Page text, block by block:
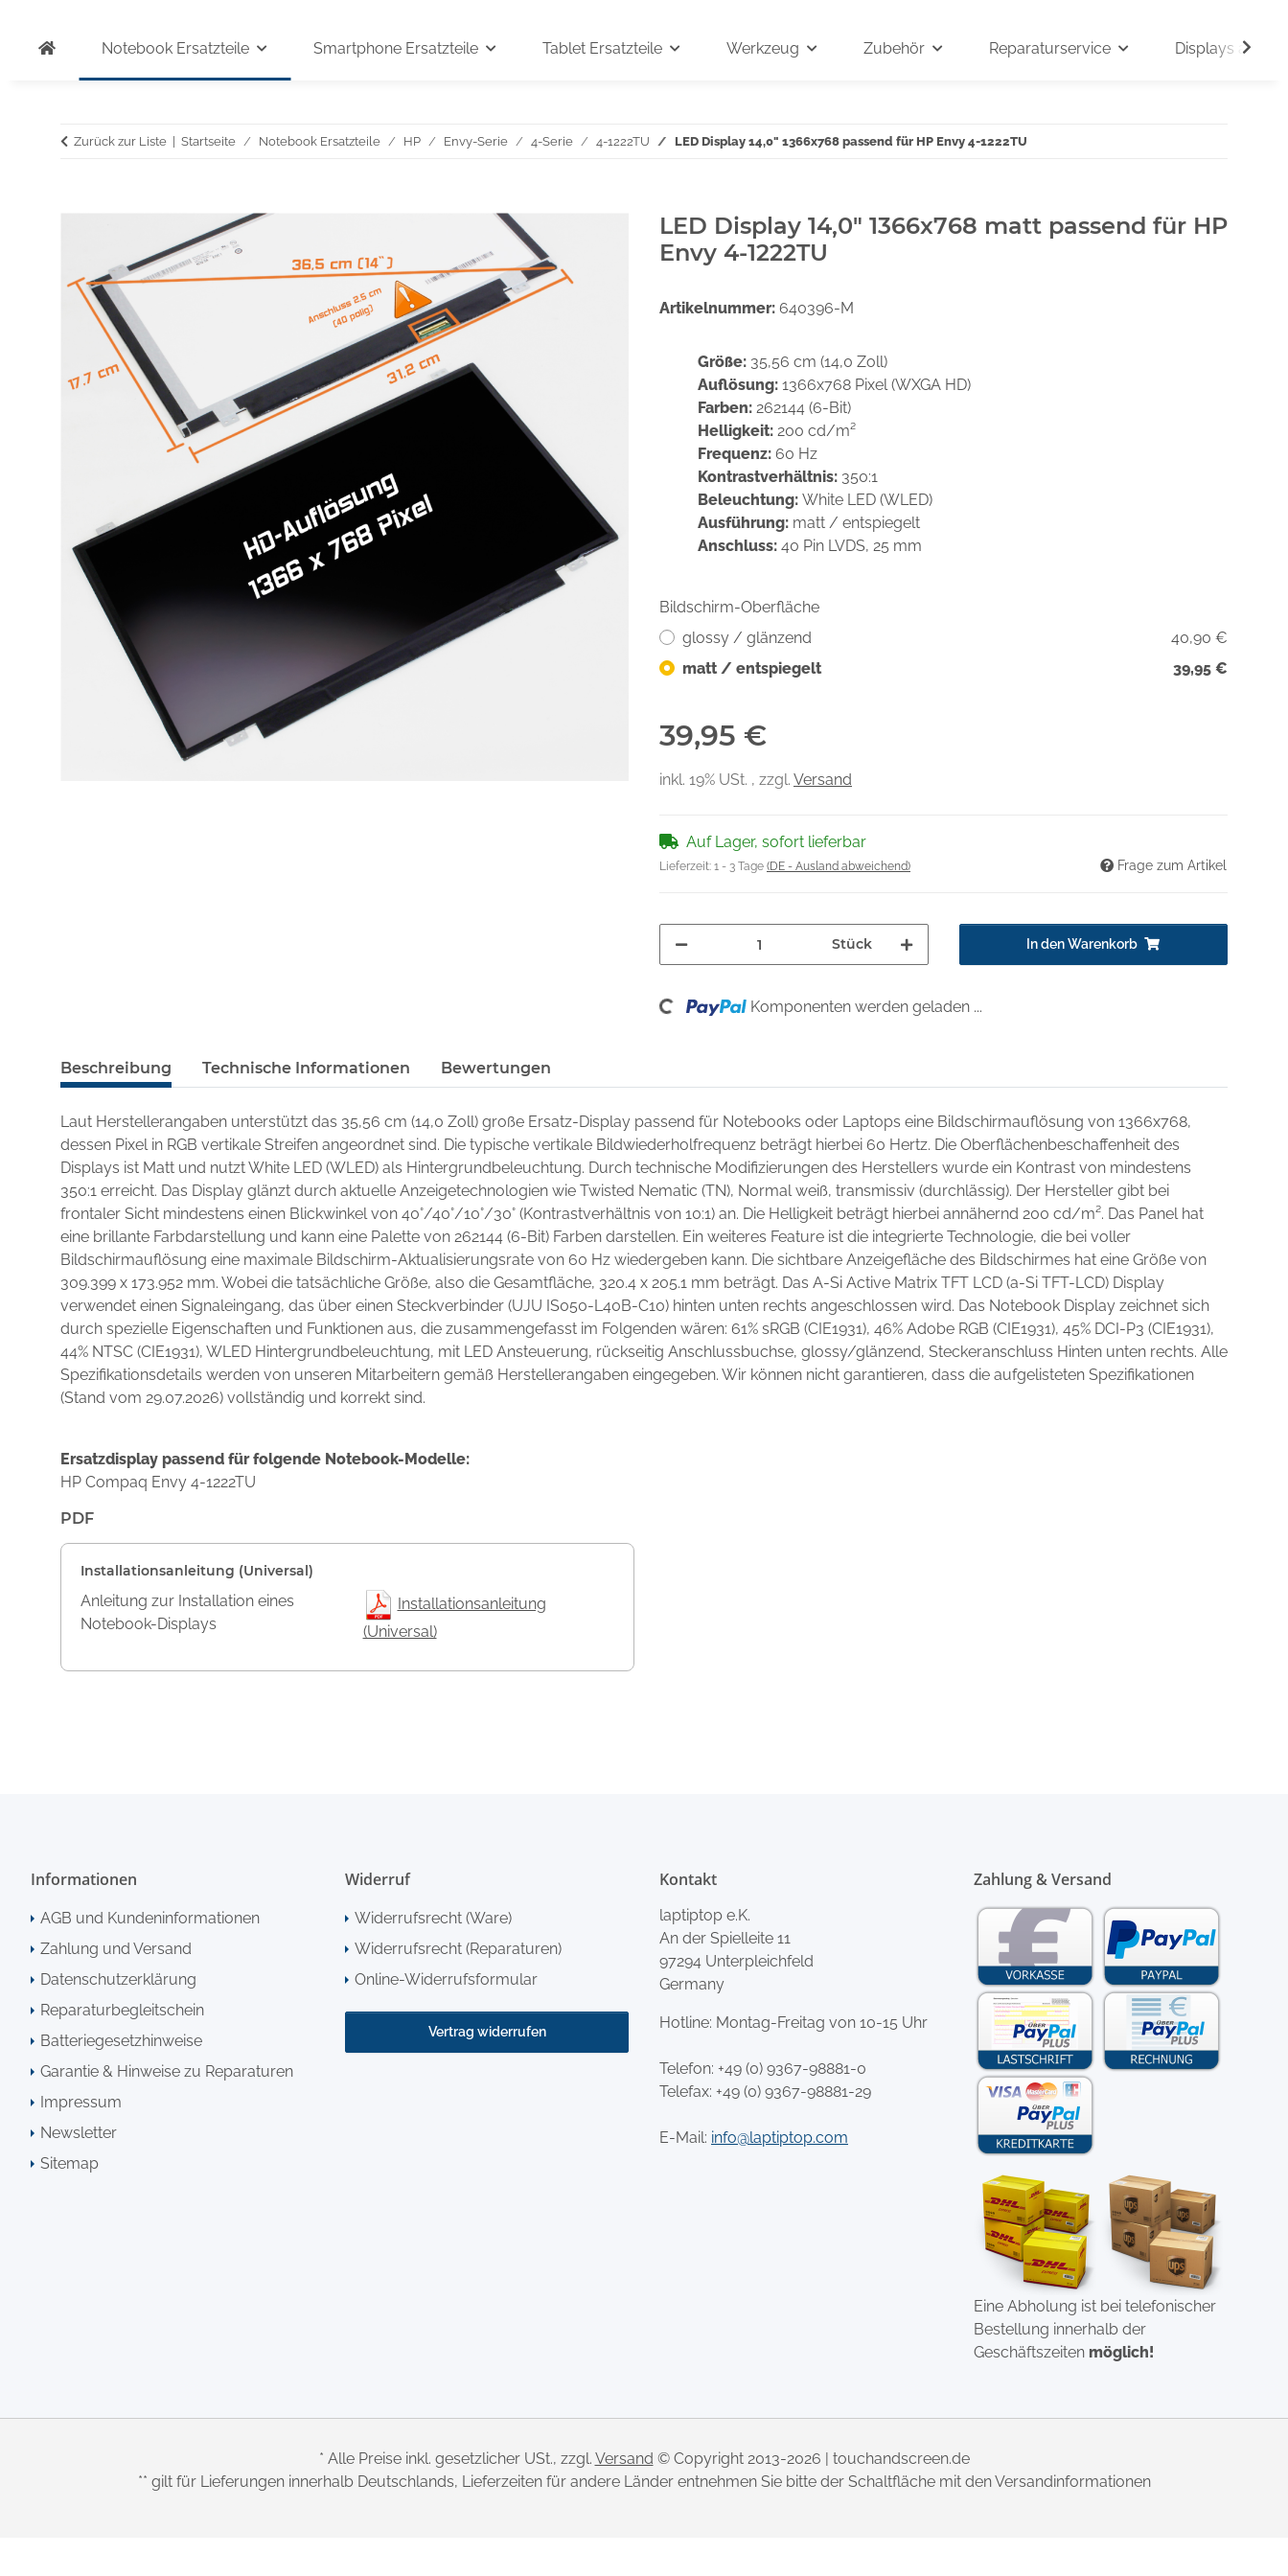
Notebook Ersatzteile Smartphone Ersatzteile Tablet Ersatzteile Werkzeug Zubehör Reparaturservice Displays auf
Zurück zur Liste Startseite Notebook Ersatzteile HP Envy-Serie 4-Serie 4-1222TU LED Display 14,0" 1366x768 passend für HP Envy 4-1222TU
LED Display 14,0" 1366x768 matt passend für HP
Envy 4-1222TU
Artikelnummer: 640396-M
Größe: 35,56 cm (14,0 Zoll)
Auflösung: 1366x768 Pixel (WXGA HD)
Farben: 262144 (6-Bit)
Helligkeit: 200 cd/m²
Frequenz: 60 Hz
Kontrastverhältnis: 350:1
Beleuchtung: White LED (WLED)
Ausführung: matt / entspiegelt
Anschluss: 40 Pin LVDS, 25 mm
Bildschirm-Oberfläche
glossy / glänzend
40,90 €
matt / entspiegelt
39,95 €
39,95 €
inkl. 19% USt. , zzgl. Versand
Auf Lager, sofort lieferbar
Lieferzeit: 1 - 3 Tage (DE - Ausland abweichend) Frage zum Artikel
Stück In den Warenkorb
Loading... Komponenten werden geladen ...
Beschreibung Technische Informationen Bewertungen
Laut Herstellerangaben unterstützt das 35,56 cm (14,0 Zoll) große Ersatz-Display passend für Notebooks oder Laptops eine Bildschirmauflösung von 1366x768,
dessen Pixel in RGB vertikale Streifen angeordnet sind. Die typische vertikale Bildwiederholfrequenz beträgt hierbei 60 Hertz. Die Oberflächenbeschaffenheit des
Displays ist Matt und nutzt White LED (WLED) als Hintergrundbeleuchtung. Durch technische Modifizierungen des Herstellers wurde ein Kontrast von mindestens
350:1 erreicht. Das Display glänzt durch aktuelle Anzeigetechnologien wie Twisted Nematic (TN), Normal weiß, transmissiv (durchlässig). Der Hersteller gibt bei
frontaler Sicht mindestens einen Blickwinkel von 40°/40°/10°/30° (Kontrastverhältnis von 10:1) an. Die Helligkeit beträgt hierbei annähernd 200 cd/m². Das Panel hat
eine brillante Farbdarstellung und kann eine Palette von 262144 (6-Bit) Farben darstellen. Ein weiteres Feature ist die integrierte Technologie, die bei voller
Bildschirmauflösung eine maximale Bildschirm-Aktualisierungsrate von 60 Hz wiedergeben kann. Die sichtbare Anzeigefläche des Bildschirmes hat eine Größe von
309.399 x 173.952 mm. Wobei die tatsächliche Größe, also die Gesamtfläche, 320.4 x 205.1 mm beträgt. Das A-Si Active Matrix TFT LCD (a-Si TFT-LCD) Display
verwendet einen Signaleingang, das über einen Steckverbinder (UJU IS050-L40B-C10) hinten unten rechts angeschlossen wird. Das Notebook Display zeichnet sich
durch spezielle Eigenschaften und Funktionen aus, die zusammengefasst im Folgenden wären: 61% sRGB (CIE1931), 46% Adobe RGB (CIE1931), 45% DCI-P3 (CIE1931),
44% NTSC (CIE1931), WLED Hintergrundbeleuchtung, mit LED Ansteuerung, rückseitig Anschlussbuchse, glossy/glänzend, Steckeranschluss Hinten unten rechts. Alle
Spezifikationsdetails werden von unseren Mitarbeitern gemäß Herstellerangaben eingegeben. Wir können nicht garantieren, dass die aufgelisteten Spezifikationen
(Stand vom 29.07.2026) vollständig und korrekt sind.
Ersatzdisplay passend für folgende Notebook-Modelle:
HP Compaq Envy 4-1222TU
PDF
Installationsanleitung (Universal)
Anleitung zur Installation eines
Notebook-Displays
Installationsanleitung
(Universal)
Informationen
AGB und Kundeninformationen
Zahlung und Versand
Datenschutzerklärung
Reparaturbegleitschein
Batteriegesetzhinweise
Garantie & Hinweise zu Reparaturen
Impressum
Newsletter
Sitemap
Widerruf
Widerrufsrecht (Ware)
Widerrufsrecht (Reparaturen)
Online-Widerrufsformular
Vertrag widerrufen
Kontakt
laptiptop e.K.
An der Spielleite 11
97294 Unterpleichfeld
Germany
Hotline: Montag-Freitag von 10-15 Uhr
Telefon: +49 (0) 9367-98881-0
Telefax: +49 (0) 9367-98881-29
E-Mail: info@laptiptop.com
Zahlung & Versand
Eine Abholung ist bei telefonischer
Bestellung innerhalb der
Geschäftszeiten möglich!
* Alle Preise inkl. gesetzlicher USt., zzgl. Versand © Copyright 2013-2026 | touchandscreen.de
** gilt für Lieferungen innerhalb Deutschlands, Lieferzeiten für andere Länder entnehmen Sie bitte der Schaltfläche mit den Versandinformationen